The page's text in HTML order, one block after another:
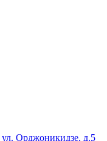
Орджоникидзе, д.5